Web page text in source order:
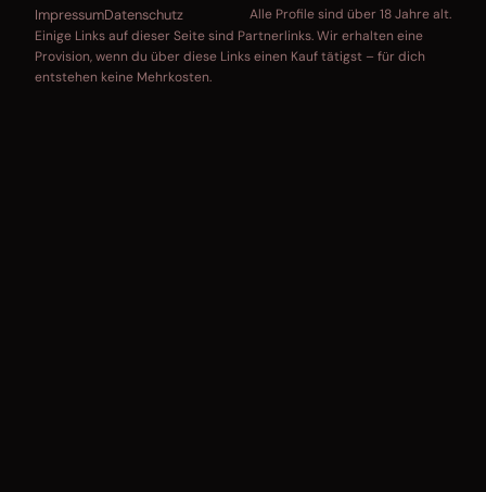
ImpressumDatenschutz
Alle Profile sind über 18 Jahre alt.
Einige Links auf dieser Seite sind Partnerlinks. Wir erhalten eine
Provision, wenn du über diese Links einen Kauf tätigst – für dich
entstehen keine Mehrkosten.